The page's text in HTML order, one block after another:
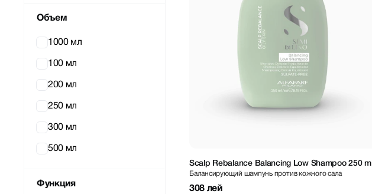
Объем
1000 мл
100 мл
200 мл
250 мл
300 мл
500 мл
Функция
Scalp Rebalance Balancing Low Shampoo 250 ml
Балансирующий шампунь против кожного сала
308 лей